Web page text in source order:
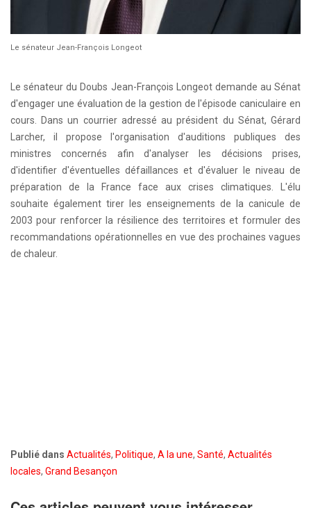
Le sénateur Jean-François Longeot
Le sénateur du Doubs Jean-François Longeot demande au Sénat
d'engager une évaluation de la gestion de l'épisode caniculaire en
cours. Dans un courrier adressé au président du Sénat, Gérard
Larcher, il propose l'organisation d'auditions publiques des
ministres concernés afin d'analyser les décisions prises,
d'identifier d'éventuelles défaillances et d'évaluer le niveau de
préparation de la France face aux crises climatiques. L'élu
souhaite également tirer les enseignements de la canicule de
2003 pour renforcer la résilience des territoires et formuler des
recommandations opérationnelles en vue des prochaines vagues
de chaleur.
Publié dans Actualités, Politique, A la une, Santé, Actualités
locales, Grand Besançon